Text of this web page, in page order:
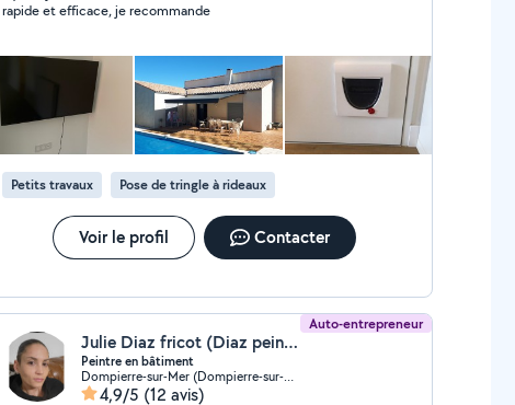
bénéficier d'un savoir-faire fiable, j'interviens avec
solide et de compétences polyvalentes, je m'engage à
vous fournir un résultat à la hauteur de vos attentes.
N'hésitez pas à me contacter pour échanger sur votre
besoin.
rapide et efficace, je recommande
Petits travaux Pose de tringle à rideaux
Voir le profil Contacter
Auto-entrepreneur
Julie Diaz fricot (Diaz peinture)
Peintre en bâtiment
Dompierre-sur-Mer (Dompierre-sur-Mer)
4,9/5 (12 avis)